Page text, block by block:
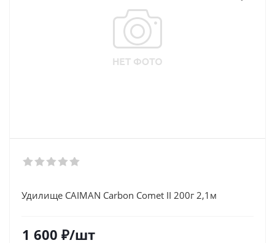
Удилище CAIMAN Carbon Comet II 200г 2,1м
1 600 ₽/шт